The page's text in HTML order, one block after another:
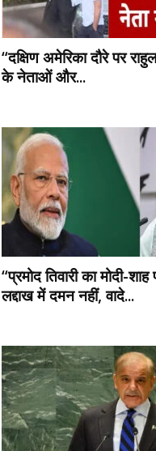
“दक्षिण अमेरिका दौरे पर
के नेताओं और...
“प्रमोद तिवारी का मोदी-शाह
लद्दाख में दमन नहीं, वादे...